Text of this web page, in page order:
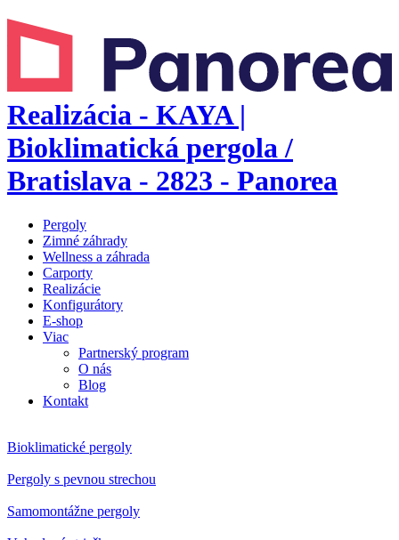
Realizácia - KAYA |
Bioklimatická pergola /
Bratislava - 2823 - Panorea
Pergoly
Zimné záhrady
Wellness a záhrada
Carporty
Realizácie
Konfigurátory
E-shop
Viac
Partnerský program
O nás
Blog
Kontakt
Bioklimatické pergoly
Pergoly s pevnou strechou
Samomontážne pergoly